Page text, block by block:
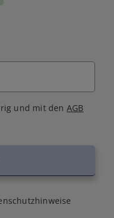
und mit den AGB